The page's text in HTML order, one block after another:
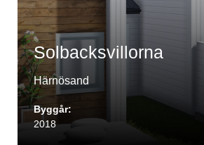
Solbacksvillorna
Härnösand
Byggår:
2018